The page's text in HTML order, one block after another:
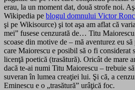
erau, la un moment dat, două strofe noi.
Wikipedia pe blogul domnului Victor
şi pe Wikisource) şi tot aşa am aflat că
mei” fusese cenzurată de… Titu
scoase din motive de – mă aventurez eu
care Maiorescu e posibil să o fi considerat
licenţă poetică (trasătură). Oricât de mare
dacă te-ai numi Titu Maiorescu – trebuie
suveran în lumea creaţiei lui. Şi că, a
Eminescu e o „trasătură” urâţică foc.